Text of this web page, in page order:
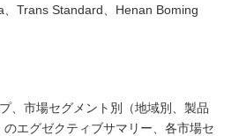
Trans Standard、Henan Boming
、市場セグメント別（地域別、製品
エグゼクティブサマリー、各市場セ